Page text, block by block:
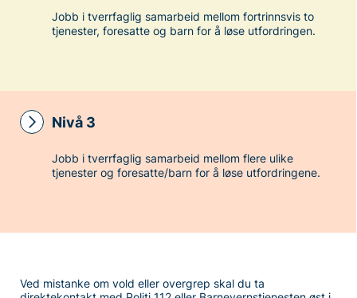
Jobb i tverrfaglig samarbeid mellom fortrinnsvis to
tjenester, foresatte og barn for å løse utfordringen.
Nivå 3
Jobb i tverrfaglig samarbeid mellom flere ulike
tjenester og foresatte/barn for å løse utfordringene.
Ved mistanke om vold eller overgrep skal du ta